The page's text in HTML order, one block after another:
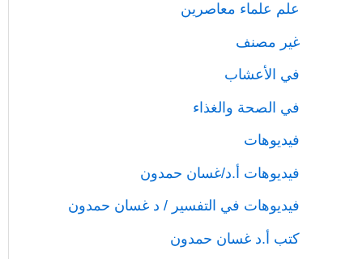
علم علماء معاصرين
غير مصنف
في الأعشاب
في الصحة والغذاء
فيديوهات
فيديوهات أ.د/غسان حمدون
فيديوهات في التفسير / د غسان حمدون
كتب أ.د غسان حمدون